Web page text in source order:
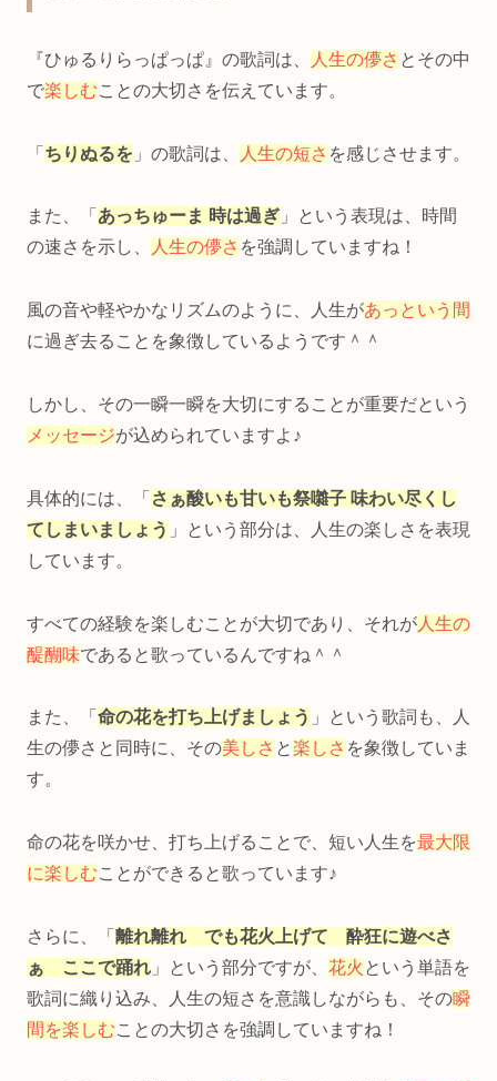
『ひゅるりらっぱっぱ』の歌詞は、 人生の儚さ とその中
で楽しむことの大切さを伝えています。
「 ちりぬるを 」の歌詞は、 人生の短さ を感じさせます。
また、「 あっちゅーま 時は過ぎ 」という表現は、時間
の速さを示し、
人生の儚さ を強調していますね！
風の音や軽やかなリズムのように、人生があっという間
に過ぎ去ることを象徴しているようです＾＾
しかし、その一瞬一瞬を大切にすることが重要だという
メッセージが込められていますよ♪
具体的には、「 さぁ酸いも甘いも祭囃子 味わい尽くし
てしまいましょう 」という部分は、人生の楽しさを表現
しています。
すべての経験を楽しむことが大切であり、それが 人生の
醍醐味であると歌っているんですね＾＾
また、「 命の花を打ち上げましょう 」という歌詞も、人
生の儚さと同時に、その美しさ と楽しさ を象徴していま
す。
命の花を咲かせ、打ち上げることで、短い人生を最大限
に楽しむことができると歌っています♪
さらに、「 離れ離れ でも花火上げて 酔狂に遊べさ
ぁ ここで踊れ 」という部分ですが、 花火 という単語を
歌詞に織り込み、人生の短さを意識しながらも、その瞬
間を楽しむことの大切さを強調していますね！